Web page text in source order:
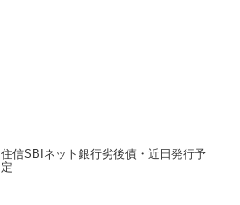
住信SBIネット銀行劣後債・近日発行予
定